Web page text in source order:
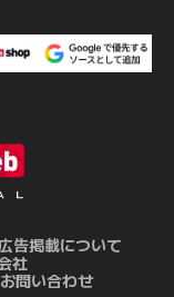
告掲載について
社
お問い合わせ